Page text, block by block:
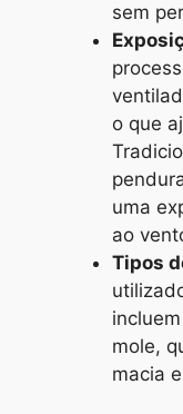
sem
o que
uma
ao
Tipos
mole,
macia